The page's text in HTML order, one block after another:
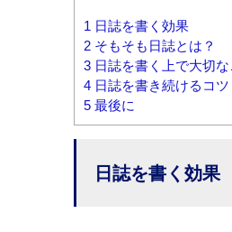
1 日誌を書く効果
2 そもそも日誌とは？
3 日誌を書く上で大切な
4 日誌を書き続けるコツ
5 最後に
日誌を書く効果